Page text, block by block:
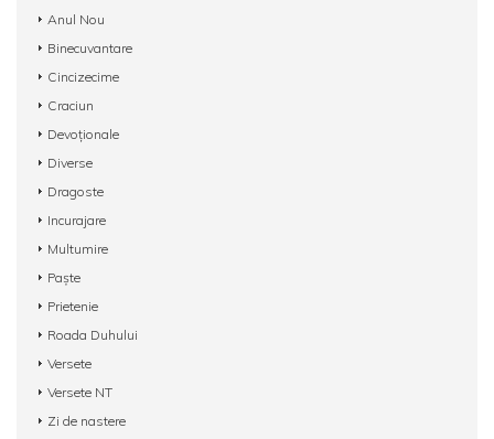
Anul Nou
Binecuvantare
Cincizecime
Craciun
Devoționale
Diverse
Dragoste
Incurajare
Multumire
Paște
Prietenie
Roada Duhului
Versete
Versete NT
Zi de nastere